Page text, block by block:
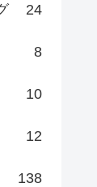
24
8
10
12
138